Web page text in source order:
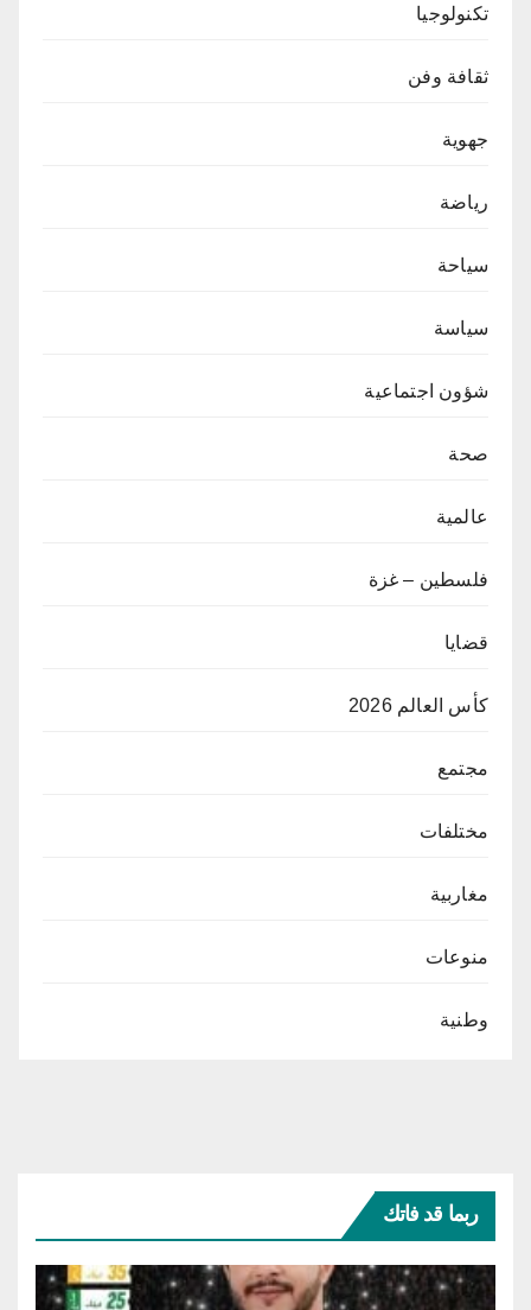
تكنولوجيا
ثقافة وفن
جهوية
رياضة
سياحة
سياسة
شؤون اجتماعية
صحة
عالمية
فلسطين – غزة
قضايا
كأس العالم 2026
مجتمع
مختلفات
مغاربية
منوعات
وطنية
ربما قد فاتك